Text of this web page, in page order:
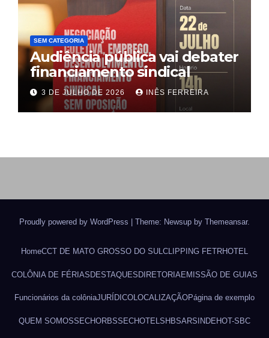
SEM CATEGORIA
Audiência pública vai debater
financiamento sindical
3 DE JULHO DE 2026 INÊS FERREIRA
Proudly powered by WordPress Theme: Newsup by Themeansar.
HomeCCT DE MATO GROSSO DO SUL CLIPPING FETRHOTEL
COLÔNIA DE FÉRIASDESTAQUESDIRETORIAEMISSÃO DE GUIAS
Funcionários da colôniaJURÍDICOLOCALIZAÇÃOPágina de exemplo
QUEM SOMOSSECHORBSSECHOTELSHBSARSINDEHOT-SBC